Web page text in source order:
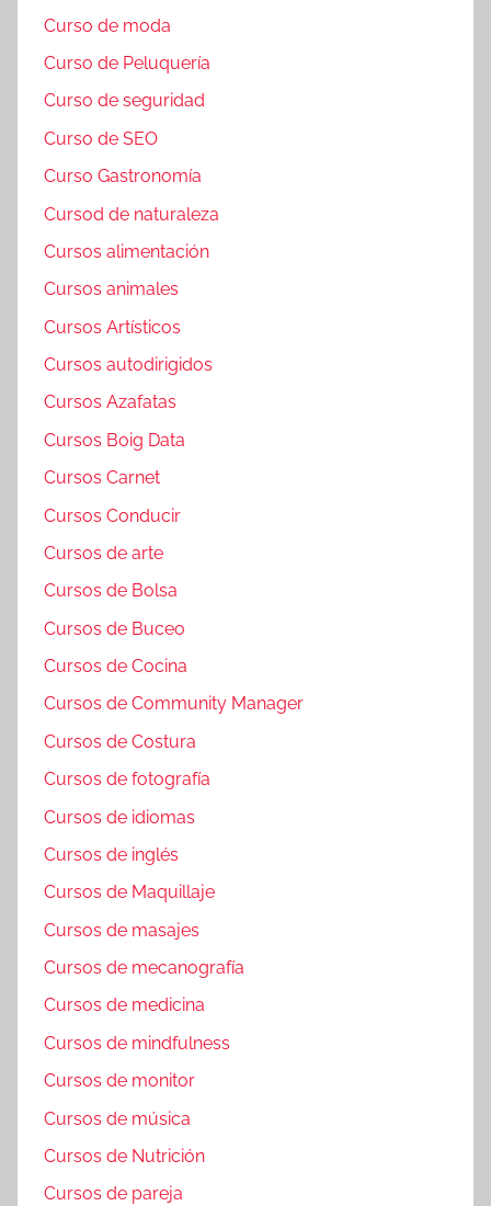
Curso de moda
Curso de Peluquería
Curso de seguridad
Curso de SEO
Curso Gastronomía
Cursod de naturaleza
Cursos alimentación
Cursos animales
Cursos Artísticos
Cursos autodirigidos
Cursos Azafatas
Cursos Boig Data
Cursos Carnet
Cursos Conducir
Cursos de arte
Cursos de Bolsa
Cursos de Buceo
Cursos de Cocina
Cursos de Community Manager
Cursos de Costura
Cursos de fotografía
Cursos de idiomas
Cursos de inglés
Cursos de Maquillaje
Cursos de masajes
Cursos de mecanografía
Cursos de medicina
Cursos de mindfulness
Cursos de monitor
Cursos de música
Cursos de Nutrición
Cursos de pareja